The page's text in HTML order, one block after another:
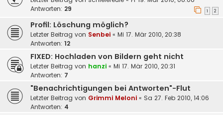
Antworten: 29 1 2
Profil: Löschung möglich?
Letzter Beitrag von Senbei « Mi 17. Mär 2010, 20:38
Antworten: 12
FIXED: Hochladen von Bildern geht nicht
Letzter Beitrag von hanzi « Mi 17. Mär 2010, 20:31
Antworten: 7
"Benachrichtigungen bei Antworten"-Flut
Letzter Beitrag von Grimmi Meloni « Sa 27. Feb 2010, 14:06
Antworten: 4